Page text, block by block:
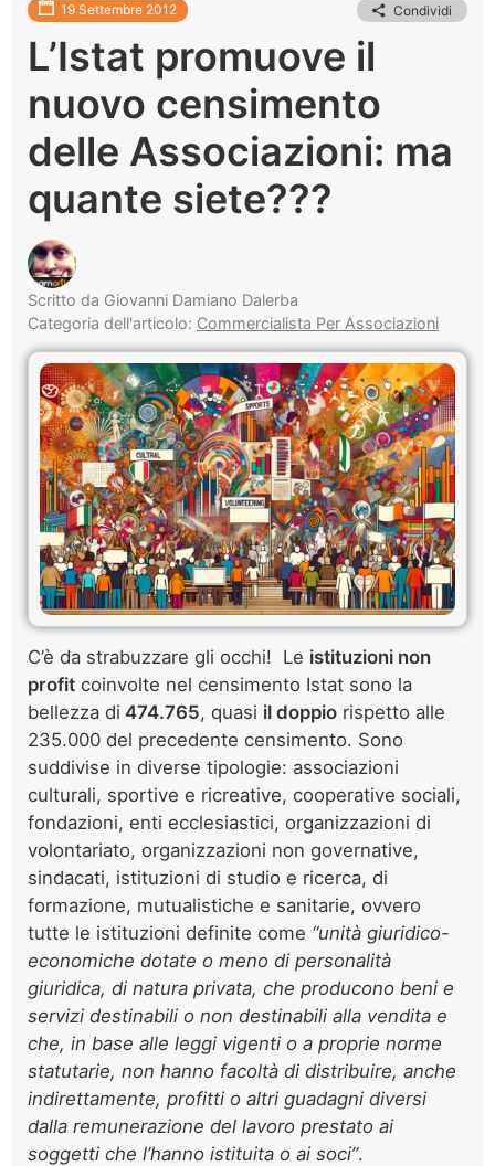
19 Settembre 2012 Condividi
L’Istat promuove il
nuovo censimento
delle Associazioni: ma
quante siete???
Scritto da Giovanni Damiano Dalerba
Categoria dell'articolo: Commercialista Per Associazioni
C’è da strabuzzare gli occhi! Le istituzioni non
profit coinvolte nel censimento Istat sono la
bellezza di 474.765, quasi il doppio rispetto alle
235.000 del precedente censimento. Sono
suddivise in diverse tipologie: associazioni
culturali, sportive e ricreative, cooperative sociali,
fondazioni, enti ecclesiastici, organizzazioni di
volontariato, organizzazioni non governative,
sindacati, istituzioni di studio e ricerca, di
formazione, mutualistiche e sanitarie, ovvero
tutte le istituzioni definite come “unità giuridico-
economiche dotate o meno di personalità
giuridica, di natura privata, che producono beni e
servizi destinabili o non destinabili alla vendita e
che, in base alle leggi vigenti o a proprie norme
statutarie, non hanno facoltà di distribuire, anche
indirettamente, profitti o altri guadagni diversi
dalla remunerazione del lavoro prestato ai
soggetti che l’hanno istituita o ai soci”.